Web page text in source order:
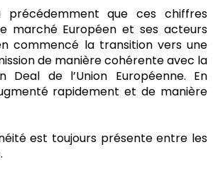
précédemment que ces chiffres
marché Européen et ses acteurs
commencé la transition vers une
de manière cohérente avec la
Deal de l’Union Européenne. En
rapidement et de manière
est toujours présente entre les